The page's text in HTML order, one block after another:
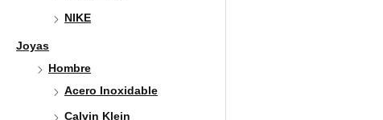
NIKE
Joyas
Hombre
Acero Inoxidable
Calvin Klein